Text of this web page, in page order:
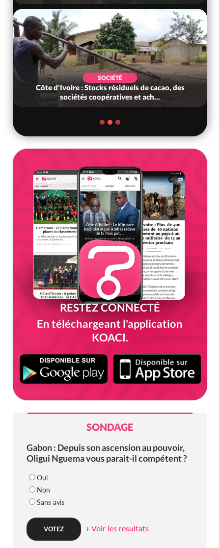
SOCIÉTÉ
Côte d'Ivoire : Stocks résiduels de cacao, des
sociétés coopératives et ach...
RESTEZ CONNECTÉ
En téléchargeant l'application
KOACI.
SONDAGE
Gabon : Depuis son ascension au pouvoir,
Oligui Nguema vous parait-il compétent ?
Oui
Non
Sans avis
+ Voir les resultats